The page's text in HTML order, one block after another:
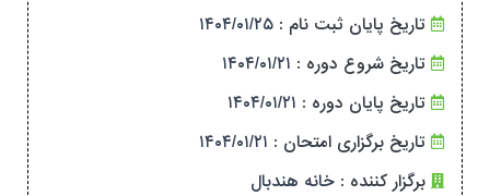
تاریخ پایان ثبت نام : ۱۴۰۴/۰۱/۲۵
تاریخ شروع دوره : ۱۴۰۴/۰۱/۲۱
تاریخ پایان دوره : ۱۴۰۴/۰۱/۲۱
تاریخ برگزاری امتحان : ۱۴۰۴/۰۱/۲۱
برگزار کننده : خانه هندبال